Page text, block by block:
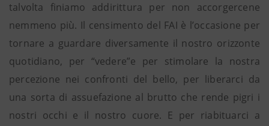
talvolta finiamo addirittura per non accorgercene
nemmeno più. Il censimento del FAI è l’occasione per
tornare a guardare diversamente il nostro orizzonte
quotidiano, per “vedere”e per stimolare la nostra
percezione nei confronti del bello, per liberarci da
una sorta di assuefazione al brutto che rende pigri i
nostri occhi e il nostro cuore. E per riabituarci a